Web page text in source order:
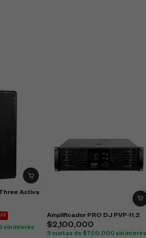
Activa
sin interés
Amplificador PRO DJ PVP-11.2
$2,100,000
3 cuotas de $ 700,000 sin